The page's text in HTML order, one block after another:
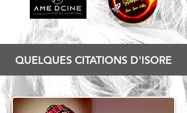
QUELQUES CITATIONS D'ISORE